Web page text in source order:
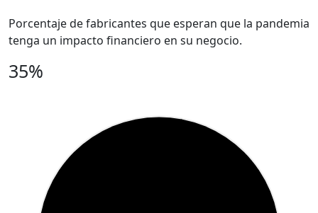
Porcentaje de fabricantes que esperan que la pandemia
tenga un impacto financiero en su negocio.
35%